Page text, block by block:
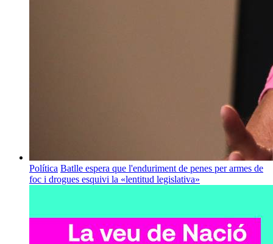
Política Batlle espera que l'enduriment de penes per armes de
foc i drogues esquivi la «lentitud legislativa»